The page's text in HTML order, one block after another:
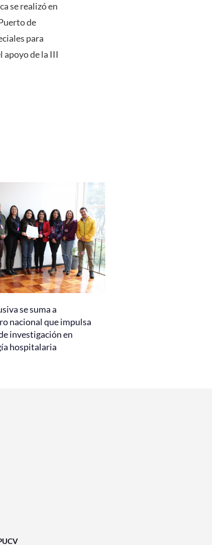
se realizó en
de
para
apoyo de la III
se suma a
nacional que impulsa
investigación en
hospitalaria